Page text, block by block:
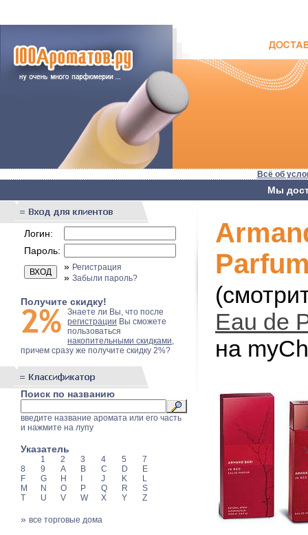
Всё об
Мы
Логин:
Пароль:
» Регистрация
» Забыли пароль?
Получите скидку!
Знаете ли Вы, что после
регистрации Вы сможете
пользоваться
накопительными скидками,
причем сразу же получите скидку 2%?
Поиск по названию
введите название аромата или его часть
и нажмите на лупу
Указатель
1 2 3 4 5
7
8
9 A B C D
E
F
G H J K
L
M
N O P Q R
S
T
U V W X Y Z
» все торговые дома
Eau de
на